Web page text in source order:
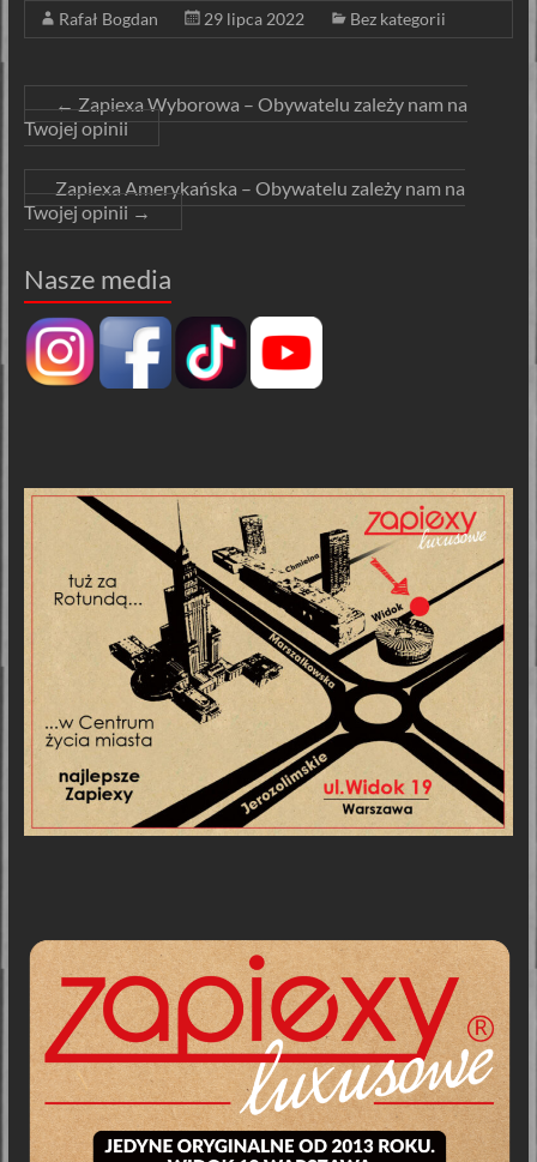
Rafał Bogdan 29 lipca 2022 Bez kategorii
← Zapiexa Wyborowa – Obywatelu zależy nam na
Twojej opinii
Zapiexa Amerykańska – Obywatelu zależy nam na
Twojej opinii→
Nasze media